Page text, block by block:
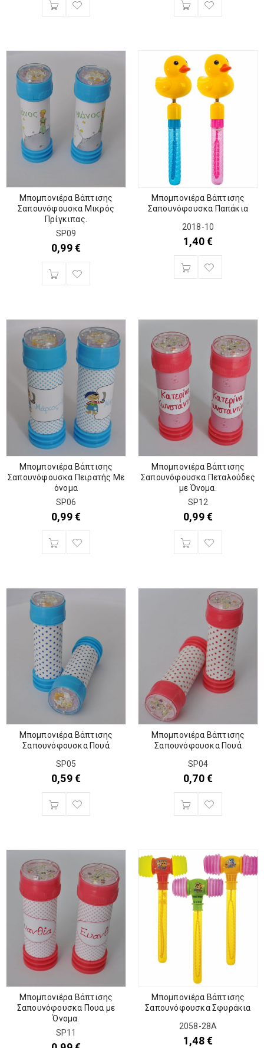
Μπομπονιέρα Βάπτισης
Σαπουνόφουσκα Μικρός
Πρίγκιπας.
SP09
0,99€
Μπομπονιέρα Βάπτισης
Σαπουνόφουσκα Παπάκια
2018-10
1,40€
Μπομπονιέρα Βάπτισης
Σαπουνόφουσκα Πειρατής Με
όνομα
SP06
0,99€
Μπομπονιέρα Βάπτισης
Σαπουνόφουσκα Πεταλούδες
με Όνομα.
SP12
0,99€
Μπομπονιέρα Βάπτισης
Σαπουνόφουσκα Πουά
SP05
0,59€
Μπομπονιέρα Βάπτισης
Σαπουνόφουσκα Πουά
SP04
0,70€
Μπομπονιέρα Βάπτισης
Σαπουνόφουσκα Πουα με
Όνομα.
SP11
Μπομπονιέρα Βάπτισης
Σαπουνόφουσκα Σφυράκια
2058-28A
1,48€